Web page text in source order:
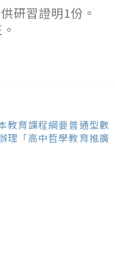
研習證明1份。
教育課程綱要普通型數
理「高中哲學教育推廣